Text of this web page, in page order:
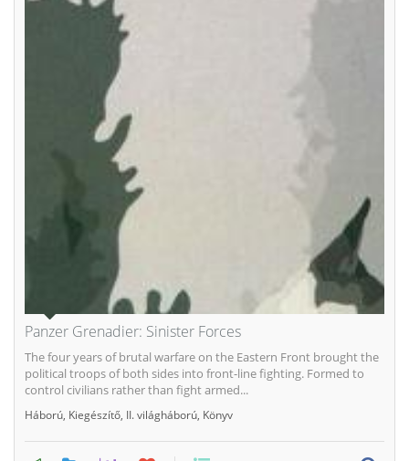
Panzer Grenadier: Sinister Forces
The four years of brutal warfare on the Eastern Front brought the
political troops of both sides into front-line fighting. Formed to
control civilians rather than fight armed...
Háború Kiegészítő II. világháború Könyv